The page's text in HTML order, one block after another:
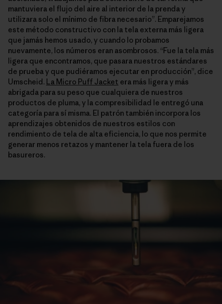
mantuviera el flujo del aire al interior de la prenda y
utilizara solo el mínimo de fibra necesario”. Emparejamos
este método constructivo con la tela externa más ligera
que jamás hemos usado, y cuando lo probamos
nuevamente, los números eran asombrosos. “Fue la tela más
ligera que encontramos, que pasara nuestros estándares
de prueba y que pudiéramos ejecutar en producción”, dice
Umscheid. La Micro Puff Jacket era más ligera y más
abrigada para su peso que cualquiera de nuestros
productos de pluma, y la compresibilidad le entregó una
categoría para sí misma. El patrón también incorpora los
aprendizajes obtenidos de nuestros estilos con
rendimiento de tela de alta eficiencia, lo que nos permite
generar menos retazos y mantener la tela fuera de los
basureros.